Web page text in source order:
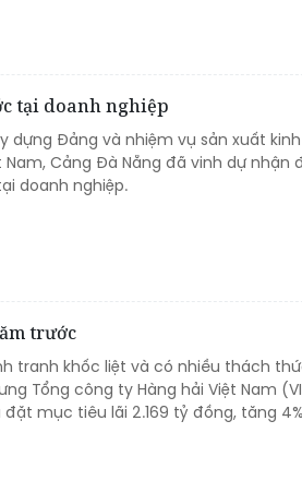
tại doanh nghiệp
dựng Đảng và nhiệm vụ sản xuất
Cảng Đà Nẵng đã vinh dự nhận
doanh nghiệp.
trước
tranh khốc liệt và có nhiều thách
Tổng công ty Hàng hải Việt Nam
mục tiêu lãi 2.169 tỷ đồng, tăng